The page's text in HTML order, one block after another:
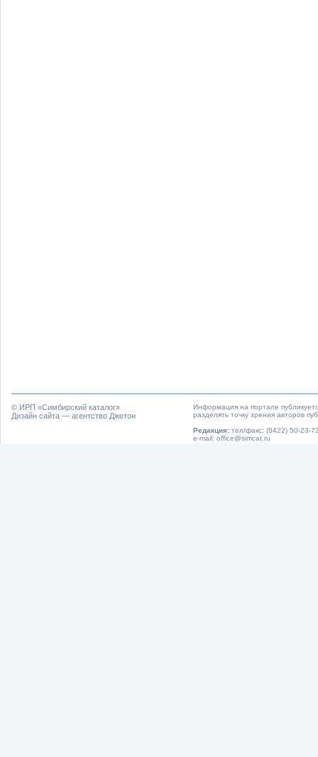
© ИРП «Симбирский каталог»
Дизайн сайта — агентство Джетон
Информация на портале
разделять точку зрения авторов
Редакция: тел/факс: (8422) 50-23-
e-mail: office@simcat.ru